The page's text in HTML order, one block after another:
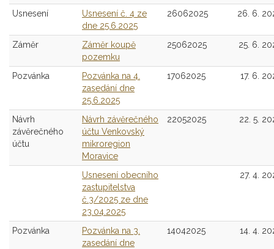
Usnesení
Usnesení č. 4 ze
dne 25.6.2025
26062025 26. 6.
Záměr
Záměr koupě
pozemku
25062025 25. 6.
Pozvánka
Pozvánka na 4.
zasedání dne
25.6.2025
17062025 17. 6.
Návrh
závěrečného
účtu
Návrh závěrečného
účtu Venkovský
mikroregion
Moravice
22052025 22. 5.
Usnesení obecního
zastupitelstva
č.3/2025 ze dne
23.04.2025
27. 4.
Pozvánka
Pozvánka na 3.
zasedání dne
14042025 14. 4.